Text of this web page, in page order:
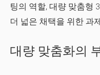
팅의 역할, 대량 맞춤형
더 넓은 채택을 위한 과
대량 맞춤화의